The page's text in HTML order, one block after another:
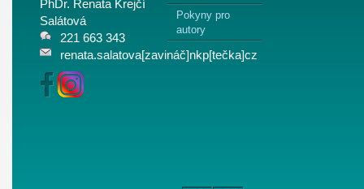
PhDr. Renata Krejčí
Salátová
221 663 343
renata.salatova[zavináč]nkp[tečka]cz
Pokyny pro
autory